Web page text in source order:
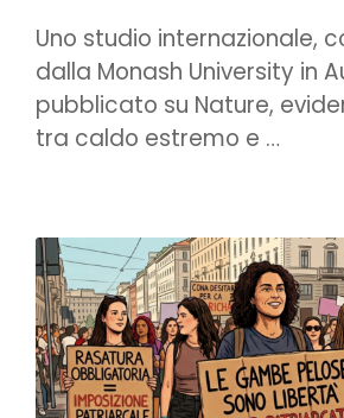
Uno studio internazionale,
dalla Monash University in
pubblicato su Nature,
tra caldo estremo e …